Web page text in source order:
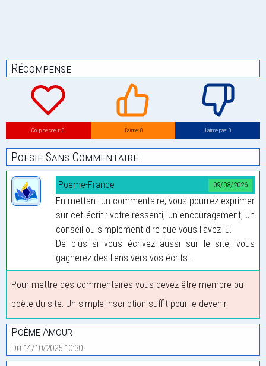
Récompense
Coup de coeur: 0 J’aime: 0 J’aime pas: 0
Poesie Sans Commentaire
09/08/2026
Poeme-France
En mettant un commentaire, vous pourrez exprimer
sur cet écrit : votre ressenti, un encouragement, un
conseil ou simplement dire que vous l'avez lu.
De plus si vous écrivez aussi sur le site, vous
gagnerez des liens vers vos écrits...
Pour mettre des commentaires vous devez être membre ou
poète du site. Un simple inscription suffit pour le devenir.
Poème Amour
Du 14/10/2025 10:30